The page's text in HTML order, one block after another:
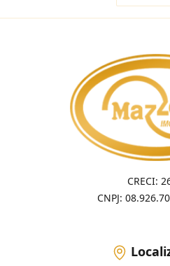
CRECI:
CNPJ: